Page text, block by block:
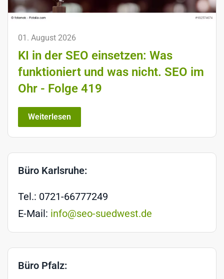
01. August 2026
KI in der SEO einsetzen: Was
funktioniert und was nicht. SEO im
Ohr - Folge 419
Weiterlesen
Büro Karlsruhe:
Tel.: 0721-66777249
E-Mail: info@seo-suedwest.de
Büro Pfalz: